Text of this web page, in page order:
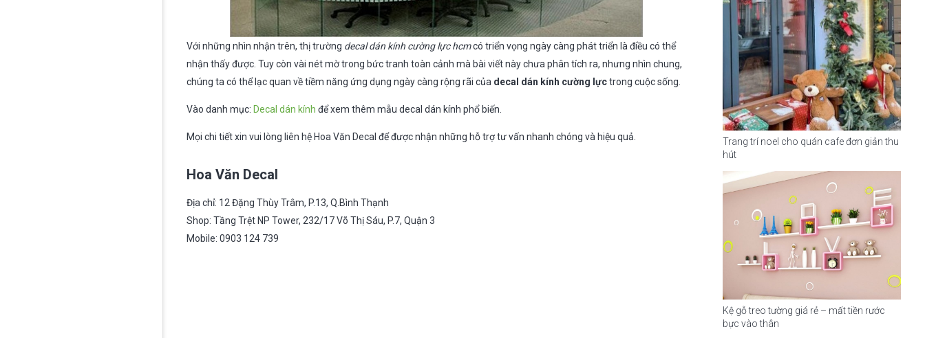
Với những nhìn nhận trên, thị trường decal dán kính cường lực hcmcó triển vọng ngày càng phát triển là điều có thể
nhận thấy được. Tuy còn vài nét mờ trong bức tranh toàn cảnh mà bài viết này chưa phân tích ra, nhưng nhìn chung,
chúng ta có thể lạc quan về tiềm năng ứng dụng ngày càng rộng rãi của decal dán kính cường lựctrong cuộc sống.
Vào danh mục: Decal dán kính để xem thêm mẫu decal dán kính phổ biến.
Mọi chi tiết xin vui lòng liên hệ Hoa Văn Decal để được nhận những hỗ trợ tư vấn nhanh chóng và hiệu quả.
Hoa Văn Decal
Địa chỉ: 12 Đặng Thùy Trâm, P.13, Q.Bình Thạnh
Shop: Tầng Trệt NP Tower, 232/17 Võ Thị Sáu, P.7, Quận 3
Mobile: 0903 124 739
Trang trí noel cho quán cafe đơn giản thu
hút
Kệ gỗ treo tường giá rẻ – mất tiền rước
bực vào thân